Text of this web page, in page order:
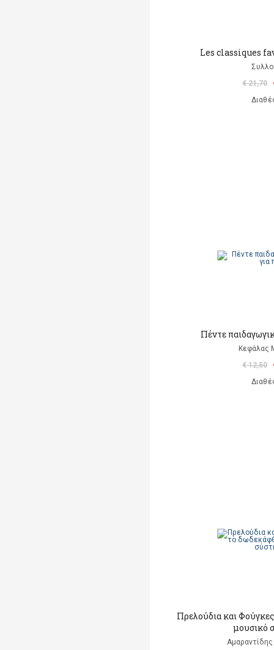
Les classiques
€ 21,70
Πέντε
Κεφάλας
€ 12,50
Πρελούδια και
μουσικό